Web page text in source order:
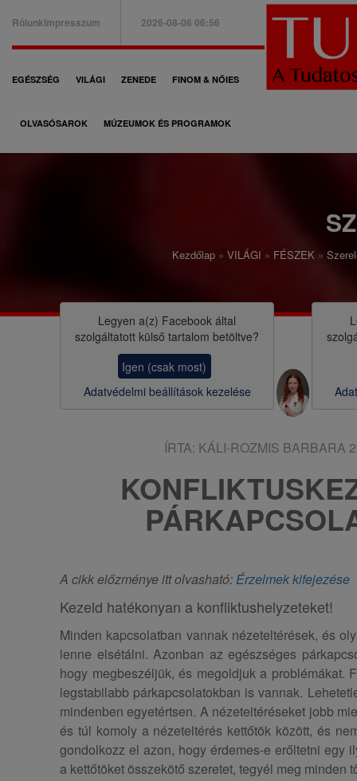
B
a
e
n
RólunkImpresszum 2026-08-06 06:56
F
ő
i
EGÉSZSÉG VILÁGI ZENEDE FINOM & NŐIES
OLVASÓSAROK MÚZEUMOK ÉS PROGRAMOK
o
Kezdőlap VILÁGI FÉSZEK
Legyen a(z) Facebook által
szolgáltatott külső tartalom betöltve?
Igen (csak most)
Adatvédelmi beállítások kezelése
ÍRTA: KÁLI-ROZMIS BARBARA
A cikk előzménye itt olvasható:Érzelmek kifejezése
Kezeld hatékonyan a konfliktushelyzeteket!
Minden kapcsolatban vannak nézeteltérések, és
lenne elsétálni. Azonban az egészséges
hogy megbeszéljük, és megoldjuk a problémákat.
legstabilabb párkapcsolatokban is vannak.
mindenben egyetértsen. A nézeteltéréseket jobb
és túl komoly a nézeteltérés kettőtök között, és
gondolkozz el azon, hogy érdemes-e erőltetni egy
a kettőtöket összekötő szeretet, tegyél meg minden